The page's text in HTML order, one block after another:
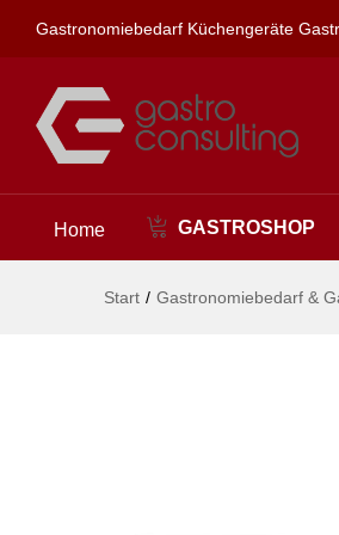
Gastronomiebedarf Küchengeräte
Home GASTROSHOP
Start / Gastronomiebedarf &